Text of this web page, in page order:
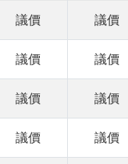
議價 議價
議價 議價
議價 議價
議價 議價